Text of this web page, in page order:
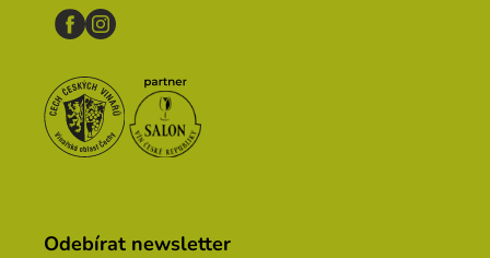
Odebírat newsletter